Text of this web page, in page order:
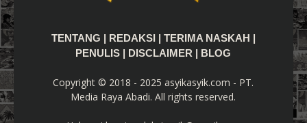
TENTANG REDAKSI TERIMA NASKAH
PENULIS
DISCLAIMER BLOG
Copyright © 2018 - 2025 asyikasyik.com - PT.
Media Raya Abadi. All rights reserved.